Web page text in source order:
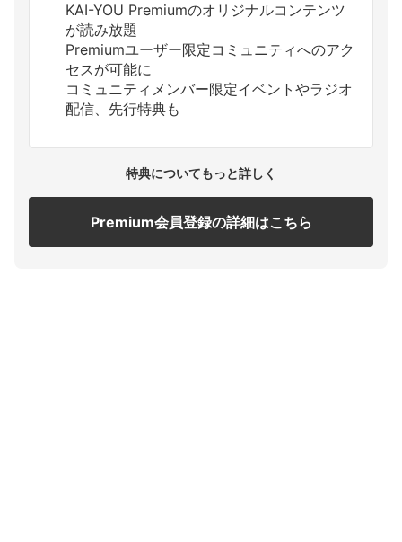
KAI-YOU Premiumのオリジナルコンテンツ
が読み放題
Premiumユーザー限定コミュニティへのアク
セスが可能に
コミュニティメンバー限定イベントやラジオ
配信、先行特典も
特典についてもっと詳しく
Premium会員登録の詳細はこちら